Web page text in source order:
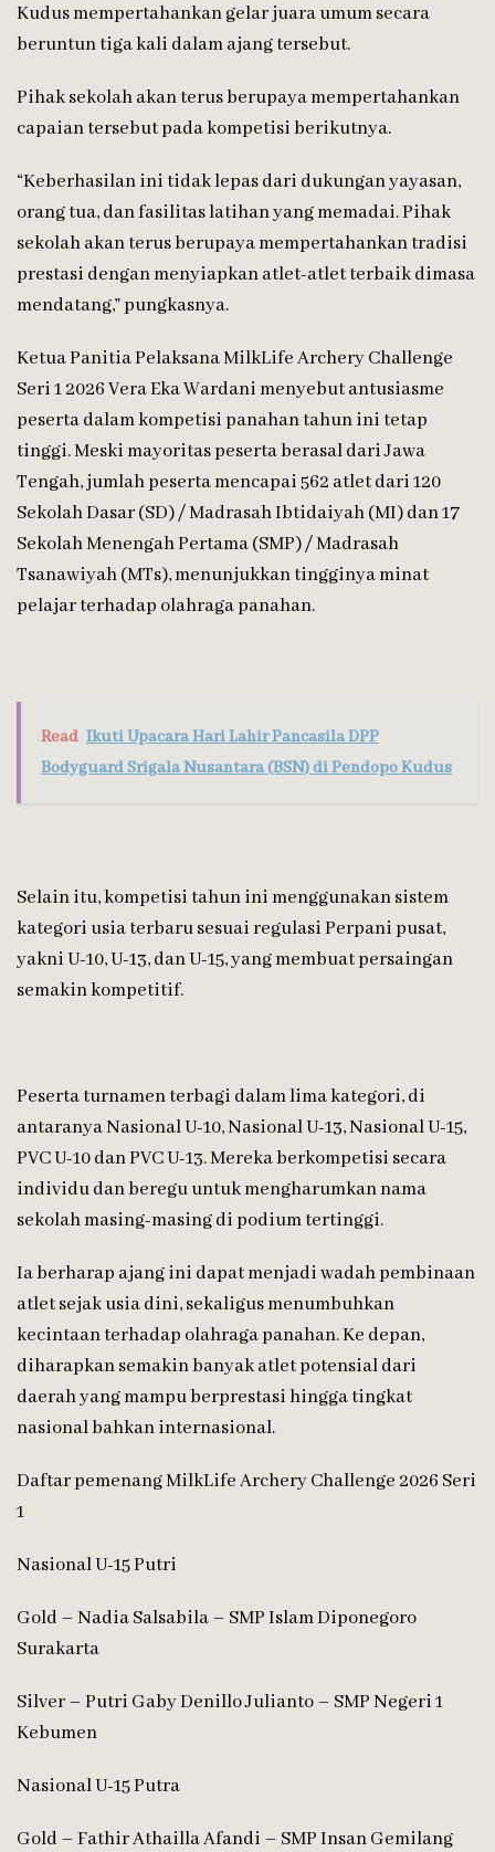
Kudus mempertahankan gelar juara umum secara
beruntun tiga kali dalam ajang tersebut.
Pihak sekolah akan terus berupaya mempertahankan
capaian tersebut pada kompetisi berikutnya.
“Keberhasilan ini tidak lepas dari dukungan yayasan,
orang tua, dan fasilitas latihan yang memadai. Pihak
sekolah akan terus berupaya mempertahankan tradisi
prestasi dengan menyiapkan atlet-atlet terbaik dimasa
mendatang,” pungkasnya.
Ketua Panitia Pelaksana MilkLife Archery Challenge
Seri 1 2026 Vera Eka Wardani menyebut antusiasme
peserta dalam kompetisi panahan tahun ini tetap
tinggi. Meski mayoritas peserta berasal dari Jawa
Tengah, jumlah peserta mencapai 562 atlet dari 120
Sekolah Dasar (SD) / Madrasah Ibtidaiyah (MI) dan 17
Sekolah Menengah Pertama (SMP) / Madrasah
Tsanawiyah (MTs), menunjukkan tingginya minat
pelajar terhadap olahraga panahan.
Read Ikuti Upacara Hari Lahir Pancasila DPP
Bodyguard Srigala Nusantara (BSN) di Pendopo Kudus
Selain itu, kompetisi tahun ini menggunakan sistem
kategori usia terbaru sesuai regulasi Perpani pusat,
yakni U-10, U-13, dan U-15, yang membuat persaingan
semakin kompetitif.
Peserta turnamen terbagi dalam lima kategori, di
antaranya Nasional U-10, Nasional U-13, Nasional U-15,
PVC U-10 dan PVC U-13. Mereka berkompetisi secara
individu dan beregu untuk mengharumkan nama
sekolah masing-masing di podium tertinggi.
Ia berharap ajang ini dapat menjadi wadah pembinaan
atlet sejak usia dini, sekaligus menumbuhkan
kecintaan terhadap olahraga panahan. Ke depan,
diharapkan semakin banyak atlet potensial dari
daerah yang mampu berprestasi hingga tingkat
nasional bahkan internasional.
Daftar pemenang MilkLife Archery Challenge 2026 Seri
1
Nasional U-15 Putri
Gold – Nadia Salsabila – SMP Islam Diponegoro
Surakarta
Silver – Putri Gaby Denillo Julianto – SMP Negeri 1
Kebumen
Nasional U-15 Putra
Gold – Fathir Athailla Afandi – SMP Insan Gemilang